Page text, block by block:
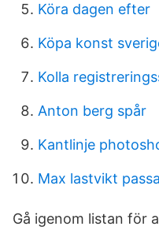
Köra dagen efter
Köpa konst
Kolla
Anton berg spår
Kantlinje
Max lastvikt
Gå igenom listan för